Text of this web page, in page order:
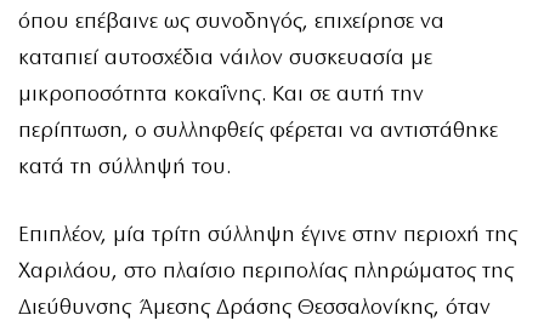
όπου επέβαινε ως συνοδηγός, επιχείρησε να
καταπιεί αυτοσχέδια νάιλον συσκευασία με
μικροποσότητα κοκαΐνης. Και σε αυτή την
περίπτωση, ο συλληφθείς φέρεται να αντιστάθηκε
κατά τη σύλληψή του.
Επιπλέον, μία τρίτη σύλληψη έγινε στην περιοχή της
Χαριλάου, στο πλαίσιο περιπολίας πληρώματος της
Διεύθυνσης Άμεσης Δράσης Θεσσαλονίκης, όταν